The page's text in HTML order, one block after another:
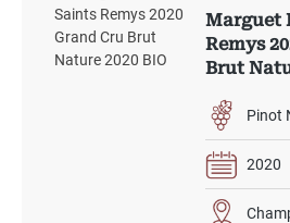
Marguet
Remys
Brut
Pinot
2020